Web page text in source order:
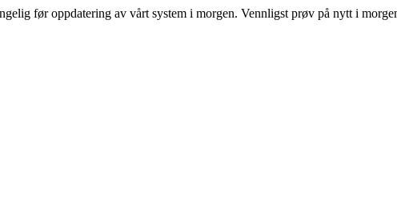
før oppdatering av vårt system i morgen. Vennligst prøv på nytt i